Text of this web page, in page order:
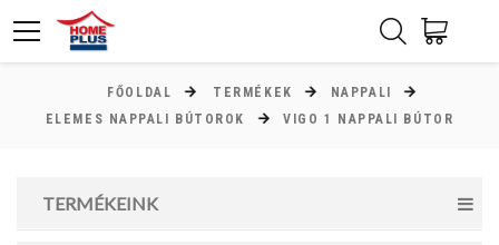
FŐOLDAL TERMÉKEK
NAPPALI
ELEMES NAPPALI BÚTOROK
VIGO 1 NAPPALI BÚTOR
TERMÉKEINK
Ft